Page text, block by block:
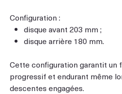
Configuration :
disque avant 203 mm ;
disque arrière 180 mm.
Cette configuration garantit un
progressif et endurant même
descentes engagées.